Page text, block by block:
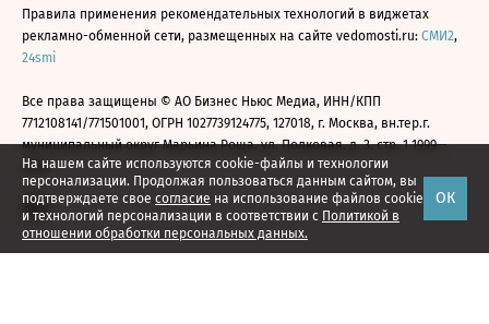
На нашем сайте используются cookie-файлы и технологии
персонализации. Продолжая пользоваться данным сайтом, вы
подтверждаете свое согласие на использование файлов cookie
и технологий персонализации в соответствии с Политикой в
отношении обработки персональных данных.
ОК
Правила применения рекомендательных технологий в виджетах
рекламно-обменной сети, размещенных на сайте vedomosti.ru: СМИ2,
24smi
Все права защищены © АО Бизнес Ньюс Медиа, ИНН/КПП
7712108141/771501001, ОГРН 1027739124775, 127018, г. Москва, вн.тер.г.
муниципальный округ Марьина Роща, ул. Полковая, д. 3, стр. 1 1999—
2026